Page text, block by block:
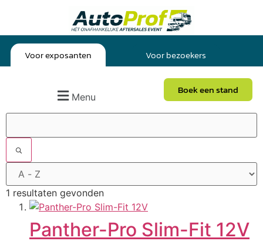
Voor exposanten Voor bezoekers
Menu
Boek een stand
1 resultaten gevonden
Panther-Pro Slim-Fit 12V